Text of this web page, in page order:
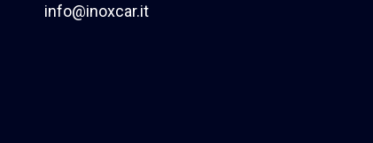
info@inoxcar.it